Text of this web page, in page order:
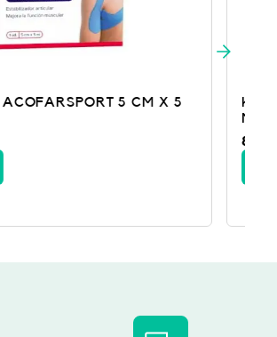
TAPE ACOFARSPORT 5 CM X 5
1 UN
carrito